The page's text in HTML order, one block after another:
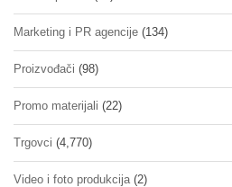
Marketing i PR agencije (134)
Proizvođači (98)
Promo materijali (22)
Trgovci (4,770)
Video i foto produkcija(2)